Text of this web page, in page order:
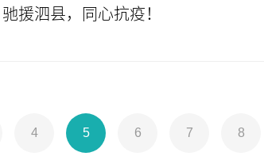
援泗县，同心抗疫！
4 5 6 7 8